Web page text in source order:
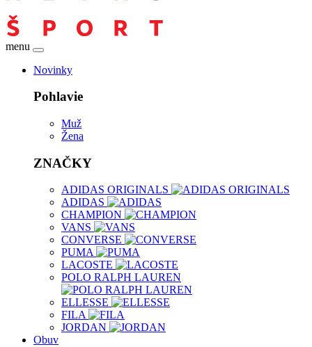
menu
Novinky
Pohlavie
Muž
Žena
ZNAČKY
ADIDAS ORIGINALS
ADIDAS
CHAMPION
VANS
CONVERSE
PUMA
LACOSTE
POLO RALPH LAUREN
ELLESSE
FILA
JORDAN
Obuv